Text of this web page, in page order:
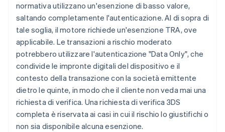
normativa utilizzano un'esenzione di basso valore,
saltando completamente l'autenticazione. Al di sopra di
tale soglia, il motore richiede un'esenzione TRA, ove
applicabile. Le transazioni a rischio moderato
potrebbero utilizzare l'autenticazione "Data Only", che
condivide le impronte digitali del dispositivo e il
contesto della transazione con la società emittente
dietro le quinte, in modo che il cliente non veda mai una
richiesta di verifica. Una richiesta di verifica 3DS
completa è riservata ai casi in cui il rischio lo giustifichi o
non sia disponibile alcuna esenzione.